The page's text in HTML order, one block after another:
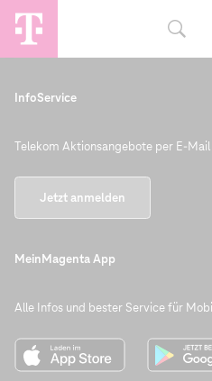
InfoService
Telekom Aktionsangebote per E-
Jetzt anmelden
MeinMagenta App
Alle Infos und bester Service für